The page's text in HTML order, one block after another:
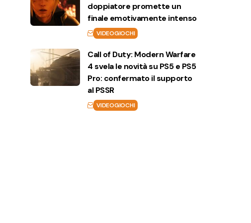
doppiatore promette un
finale emotivamente intenso
VIDEOGIOCHI
Call of Duty: Modern Warfare
4 svela le novità su PS5 e PS5
Pro: confermato il supporto
al PSSR
VIDEOGIOCHI